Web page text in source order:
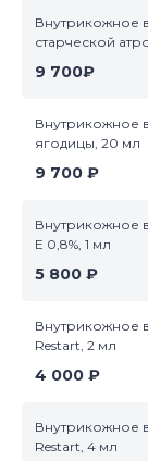
Внутрикожное
старческой
9 700₽
Внутрикожное
ягодицы, 20 мл
9 700 ₽
Внутрикожное
E 0,8%, 1 мл
5 800 ₽
Внутрикожное
Restart, 2 мл
4 000 ₽
Внутрикожное
Restart, 4 мл